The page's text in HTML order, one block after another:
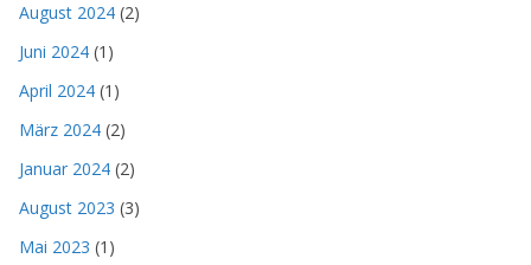
August 2024 (2)
Juni 2024 (1)
April 2024 (1)
März 2024 (2)
Januar 2024 (2)
August 2023 (3)
Mai 2023 (1)